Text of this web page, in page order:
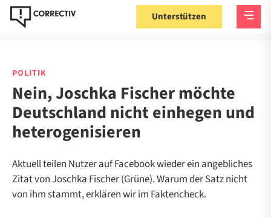
Unterstützen
POLITIK
Nein, Joschka Fischer möchte
Deutschland nicht einhegen und
heterogenisieren
Aktuell teilen Nutzer auf Facebook wieder ein angebliches
Zitat von Joschka Fischer (Grüne). Warum der Satz nicht
von ihm stammt, erklären wir im Faktencheck.